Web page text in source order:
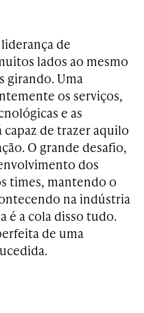
de
lados ao mesmo
girando. Uma
os serviços,
e as
capaz de trazer aquilo
O grande desafio,
dos
times, mantendo o
na indústria
é a cola disso tudo.
de uma